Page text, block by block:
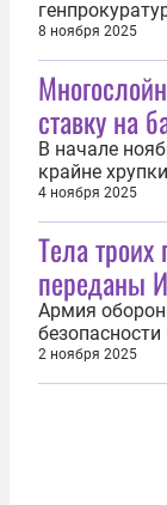
37
Израиля
сообщила
ведомства.
дежурный
8 ноября 2025
ставку на
В начале
крайне
почти двух
анклава
данным
секторе, по
армия
4 ноября 2025
Тела
переданы
Армия
тел трех
этом 2
2 ноября 2025